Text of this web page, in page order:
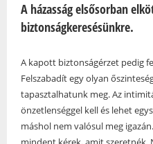
A házasság elsősorban
biztonságkeresésünkre.
A kapott biztonságérzet pedig
Felszabadít egy olyan
tapasztalhatunk meg. Az
önzetlenséggel kell és lehet
máshol nem valósul meg